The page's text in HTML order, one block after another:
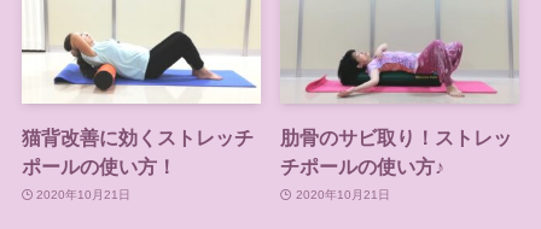
猫背改善に効くストレッチ
ポールの使い方！
2020年10月21日
肋骨のサビ取り！ストレッ
チポールの使い方♪
2020年10月21日